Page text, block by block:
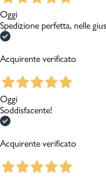
Oggi
Spedizione perfetta, nelle
Acquirente verificato
Oggi
Soddisfacente!
Acquirente verificato